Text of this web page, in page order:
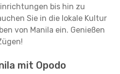
bis hin zu
Sie in die lokale Kultur
von Manila ein. Genießen
mit Opodo